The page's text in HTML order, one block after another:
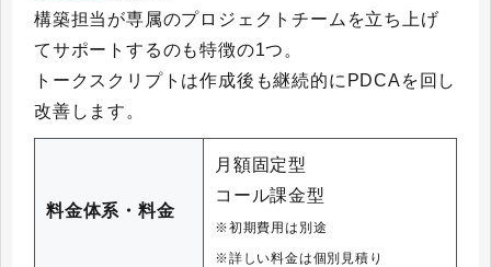
構築担当が専属のプロジェクトチームを立ち上げ
てサポートするのも特徴の1つ。
トークスクリプトは作成後も継続的にPDCAを回し
改善します。
料金体系・料金
月額固定型
コール課金型
※初期費用は別途
※詳しい料金は個別見積り